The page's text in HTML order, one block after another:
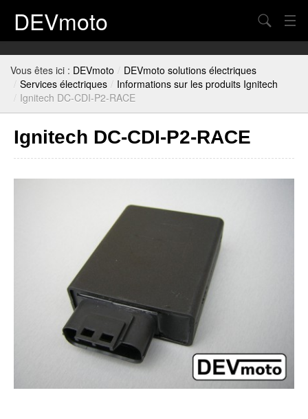
DEVmoto
Contact
Blog
Mon Compte
Panier
Chercher
Vous êtes ici : DEVmoto / DEVmoto solutions électriques
/ Services électriques / Informations sur les produits Ignitech
/ Ignitech DC-CDI-P2-RACE
Ignitech DC-CDI-P2-RACE